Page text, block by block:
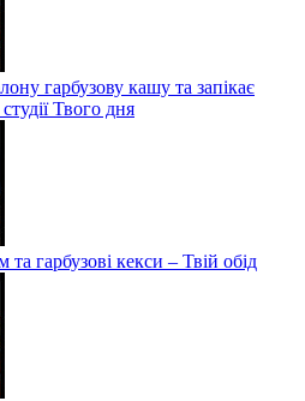
гарбузову кашу та запікає
Твого дня
гарбузові кекси – Твій обід